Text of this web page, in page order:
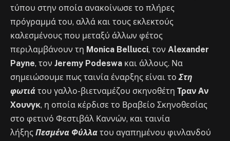
τύπου στην οποία ανακοίνωσε το πλήρες
πρόγραμμά του, αλλά και τους εκλεκτούς
καλεσμένους που μεταξύ άλλων φέτος
περιλαμβάνουν τη Monica Bellucci, τον Alexander
Payne, τον Jeremy Podeswa και άλλους. Να
σημειώσουμε πως ταινία έναρξης είναι τοΣτη
φωτιά του γαλλο-βιετναμέζου σκηνοθέτη Τραν Αν
Χουνγκ, η οποία κέρδισε το Βραβείο Σκηνοθεσίας
στο φετινό Φεστιβάλ Καννών, και ταινία
λήξης Πεσμένα Φύλλα του αγαπημένου φινλανδού